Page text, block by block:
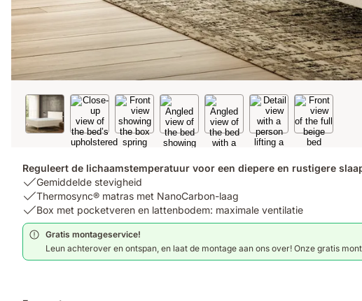
Reguleert de lichaamstemperatuur voor een diepere en rustigere
USP
1:
Gemiddelde
stevigheid
Gemiddelde stevigheid
USP
2:
Thermosync®
matras
Thermosync® matras met NanoCarbon-laag
USP
3:
Box
Box met pocketveren en lattenbodem: maximale ventilatie
Gratis montageservice!
Leun achterover en ontspan, en laat de montage aan ons over! Onze gratis